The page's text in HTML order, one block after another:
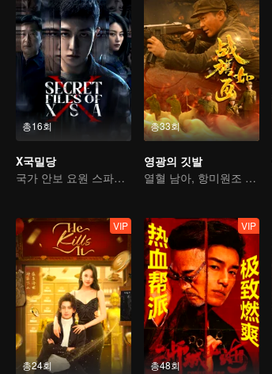
총16회
X국밀당
국가 안보 요원 스파이의 음모를 분쇄하다
총33회
영광의 깃발
열혈 남아, 항미원조 조국 지키다
총24회
VIP
총48회
VIP